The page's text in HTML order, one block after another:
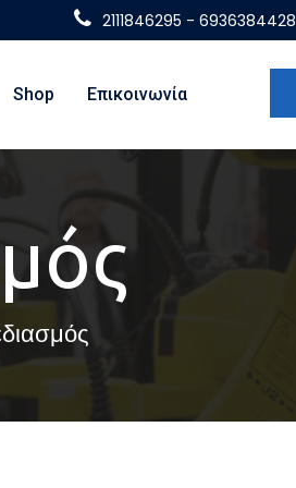
2111846295 - 6936384428
Shop Επικοινωνία